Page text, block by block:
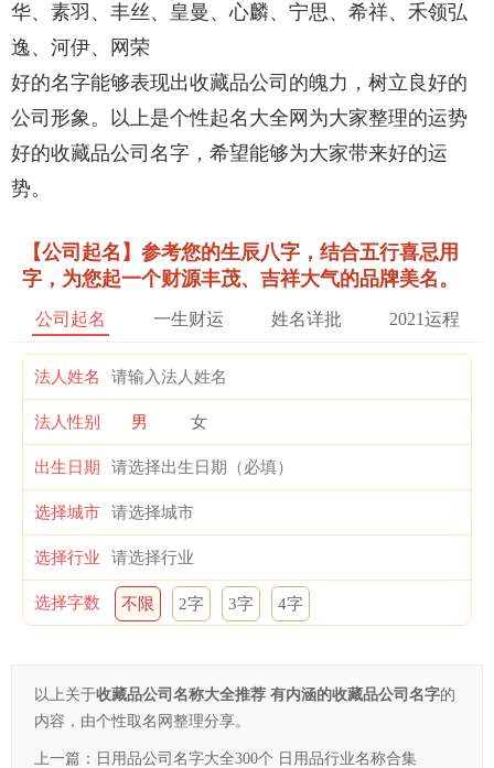
华、素羽、丰丝、皇曼、心麟、宁思、希祥、禾领弘
逸、河伊、网荣
好的名字能够表现出收藏品公司的魄力，树立良好的
公司形象。以上是个性起名大全网为大家整理的运势
好的收藏品公司名字，希望能够为大家带来好的运
势。
【公司起名】参考您的生辰八字，结合五行喜忌用
字，为您起一个财源丰茂、吉祥大气的品牌美名。
公司起名 一生财运 姓名详批 2021运程
法人姓名
法人性别 男 女
出生日期
选择城市
选择行业
选择字数 不限 2字 3字 4字
以上关于收藏品公司名称大全推荐 有内涵的收藏品公司名字的
内容，由个性取名网整理分享。
上一篇： 日用品公司名字大全300个 日用品行业名称合集